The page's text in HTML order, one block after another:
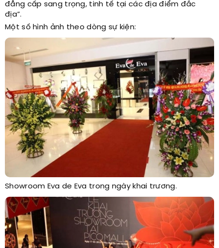
đẳng cấp sang trọng, tinh tế tại các địa điểm đắc
địa”.
Một số hình ảnh theo dòng sự kiện:
Showroom Eva de Eva trong ngày khai trương.